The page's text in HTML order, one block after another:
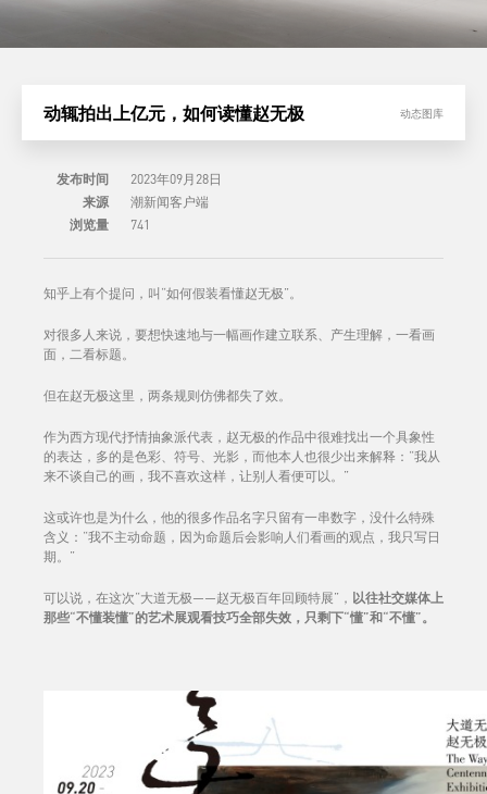
动辄拍出上亿元，如何读懂赵无极 动态图库
发布时间
2023年09月28日
来源
潮新闻客户端
浏览量
741
知乎上有个提问，叫“如何假装看懂赵无极”。
对很多人来说，要想快速地与一幅画作建立联系、产生理解，一看画
面，二看标题。
但在赵无极这里，两条规则仿佛都失了效。
作为西方现代抒情抽象派代表，赵无极的作品中很难找出一个具象性
的表达，多的是色彩、符号、光影，而他本人也很少出来解释：“我从
来不谈自己的画，我不喜欢这样，让别人看便可以。”
这或许也是为什么，他的很多作品名字只留有一串数字，没什么特殊
含义：“我不主动命题，因为命题后会影响人们看画的观点，我只写日
期。”
可以说，在这次“大道无极——赵无极百年回顾特展”， 以往社交媒体上
那些“不懂装懂”的艺术展观看技巧全部失效，只剩下“懂”和“不懂”。